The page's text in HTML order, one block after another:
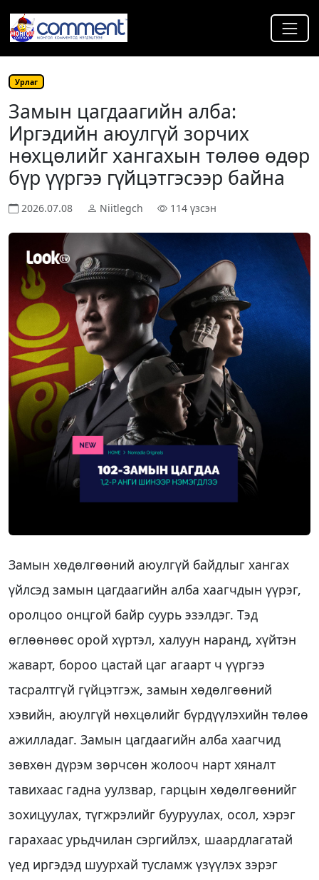
Урлаг
Замын цагдаагийн алба:
Иргэдийн аюулгүй зорчих
нөхцөлийг хангахын төлөө өдөр
бүр үүргээ гүйцэтгэсээр байна
2026.07.08 Niitlegch 114 үзсэн
Замын хөдөлгөөний аюулгүй байдлыг хангах
үйлсэд замын цагдаагийн алба хаагчдын үүрэг,
оролцоо онцгой байр суурь эзэлдэг. Тэд
өглөөнөөс орой хүртэл, халуун наранд, хүйтэн
жаварт, бороо цастай цаг агаарт ч үүргээ
тасралтгүй гүйцэтгэж, замын хөдөлгөөний
хэвийн, аюулгүй нөхцөлийг бүрдүүлэхийн төлөө
ажилладаг. Замын цагдаагийн алба хаагчид
зөвхөн дүрэм зөрчсөн жолооч нарт хяналт
тавихаас гадна уулзвар, гарцын хөдөлгөөнийг
зохицуулах, түгжрэлийг бууруулах, осол, хэрэг
гарахаас урьдчилан сэргийлэх, шаардлагатай
үед иргэдэд шуурхай тусламж үзүүлэх зэрэг